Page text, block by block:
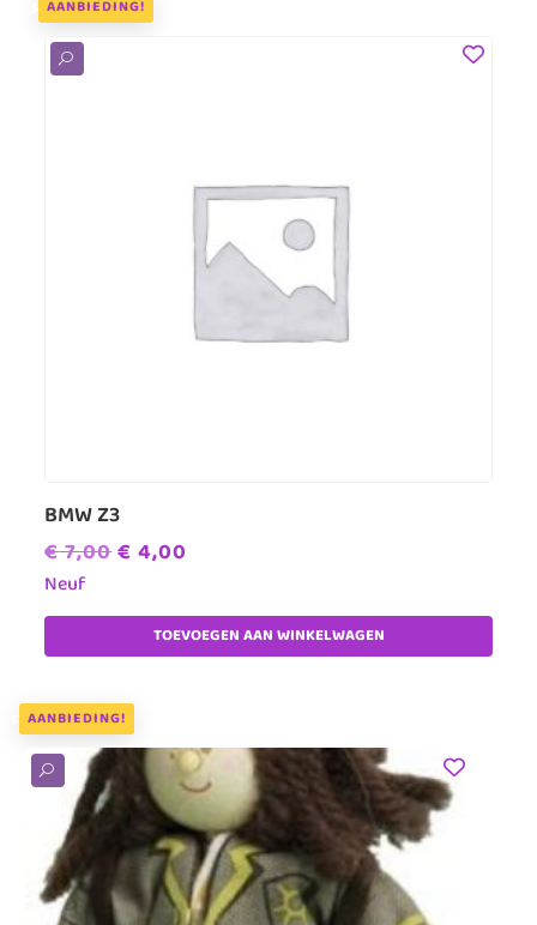
AANBIEDING!
BMW Z3
€7,00Oorspronkelijke
was:
€ 7,00.
€ 4,00
is:
€ 4,00.
Neuf
U
TOEVOEGEN AAN WINKELWAGEN
AANBIEDING!
U